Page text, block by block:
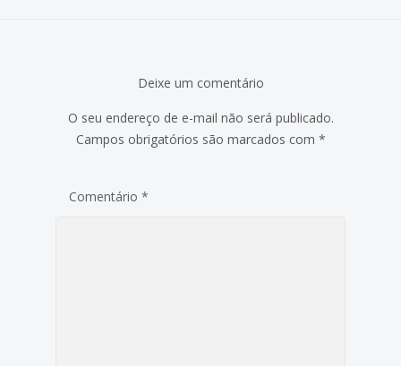
Deixe um comentário
O seu endereço de e-mail não será publicado.
Campos obrigatórios são marcados com *
Comentário *